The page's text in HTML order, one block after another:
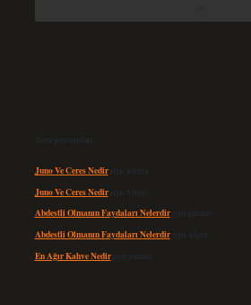
Son yorumlar
Juno Ve Ceres Nediriçin admin
Juno Ve Ceres Nediriçin Altan
Abdestli Olmanın Faydaları Nelerdiriçin admin
Abdestli Olmanın Faydaları Nelerdiriçin Alper
En Ağır Kahve Nediriçin admin